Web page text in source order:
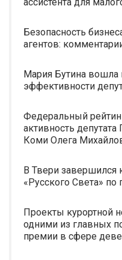
Безопасность
агентов:
Мария Бутина вошла
эффективности
Федеральный
активность
Коми Олега
В Твери
«Русского Света» по
Проекты курортной
одними из главных
премии в сфере